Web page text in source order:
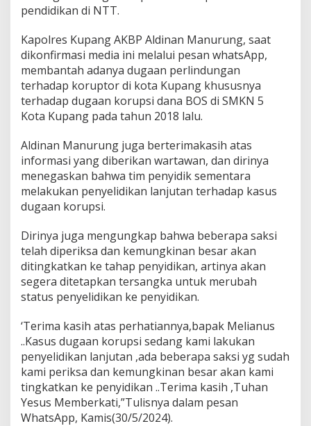
pendidikan di NTT.
Kapolres Kupang AKBP Aldinan Manurung, saat
dikonfirmasi media ini melalui pesan whatsApp,
membantah adanya dugaan perlindungan
terhadap koruptor di kota Kupang khususnya
terhadap dugaan korupsi dana BOS di SMKN 5
Kota Kupang pada tahun 2018 lalu.
Aldinan Manurung juga berterimakasih atas
informasi yang diberikan wartawan, dan dirinya
menegaskan bahwa tim penyidik sementara
melakukan penyelidikan lanjutan terhadap kasus
dugaan korupsi.
Dirinya juga mengungkap bahwa beberapa saksi
telah diperiksa dan kemungkinan besar akan
ditingkatkan ke tahap penyidikan, artinya akan
segera ditetapkan tersangka untuk merubah
status penyelidikan ke penyidikan.
‘Terima kasih atas perhatiannya,bapak Melianus
..Kasus dugaan korupsi sedang kami lakukan
penyelidikan lanjutan ,ada beberapa saksi yg sudah
kami periksa dan kemungkinan besar akan kami
tingkatkan ke penyidikan ..Terima kasih ,Tuhan
Yesus Memberkati,”Tulisnya dalam pesan
WhatsApp, Kamis(30/5/2024).